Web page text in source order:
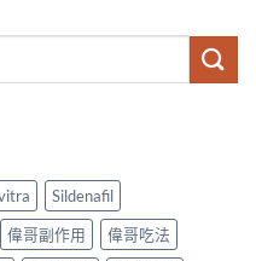
Sildenafil
偉哥副作用
偉哥吃法